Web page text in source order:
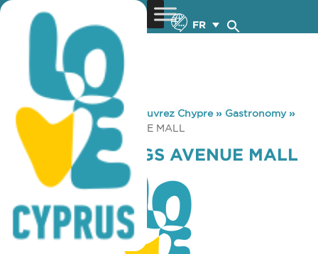
FR
You are here: Home »Découvrez Chypre» Gastronomy»
TAVERNAKI KINGS AVENUE MALL
TAVERNAKI KINGS AVENUE MALL